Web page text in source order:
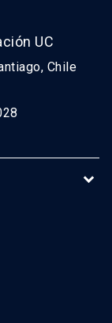
UC
Chile